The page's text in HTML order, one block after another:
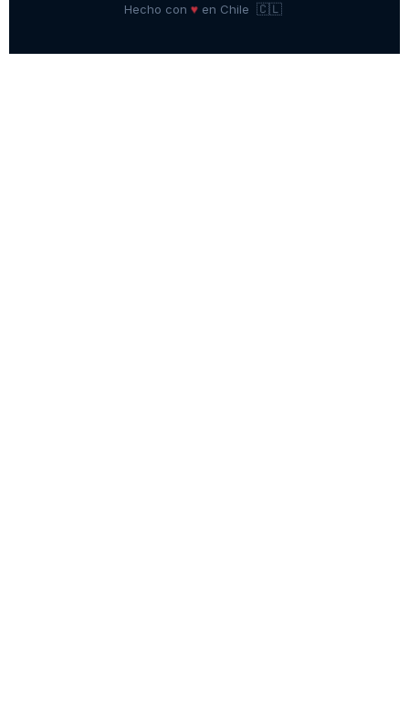
Hecho con ♥en Chile 🇨🇱